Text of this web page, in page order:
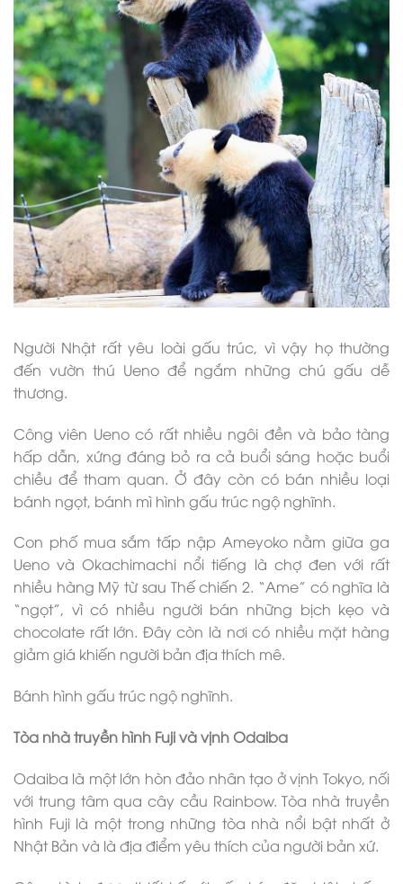
Người Nhật rất yêu loài gấu trúc, vì vậy họ thường
đến vườn thú Ueno để ngắm những chú gấu dễ
thương.
Công viên Ueno có rất nhiều ngôi đền và bảo tàng
hấp dẫn, xứng đáng bỏ ra cả buổi sáng hoặc buổi
chiều để tham quan. Ở đây còn có bán nhiều loại
bánh ngọt, bánh mì hình gấu trúc ngộ nghĩnh.
Con phố mua sắm tấp nập Ameyoko nằm giữa ga
Ueno và Okachimachi nổi tiếng là chợ đen với rất
nhiều hàng Mỹ từ sau Thế chiến 2. “Ame” có nghĩa là
“ngọt”, vì có nhiều người bán những bịch kẹo và
chocolate rất lớn. Đây còn là nơi có nhiều mặt hàng
giảm giá khiến người bản địa thích mê.
Bánh hình gấu trúc ngộ nghĩnh.
Tòa nhà truyền hình Fuji và vịnh Odaiba
Odaiba là một lớn hòn đảo nhân tạo ở vịnh Tokyo, nối
với trung tâm qua cây cầu Rainbow. Tòa nhà truyền
hình Fuji là một trong những tòa nhà nổi bật nhất ở
Nhật Bản và là địa điểm yêu thích của người bản xứ.